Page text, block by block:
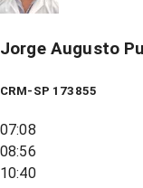
Jorge Augusto
CRM-SP 173855
07:08
08:56
10:40